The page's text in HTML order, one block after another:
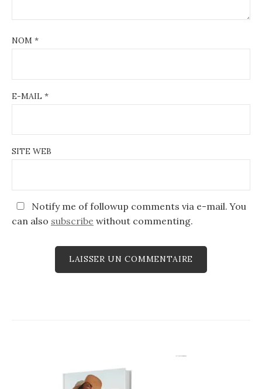
NOM *
E-MAIL *
SITE WEB
Notify me of followup comments via e-mail. You
can also subscribe without commenting.